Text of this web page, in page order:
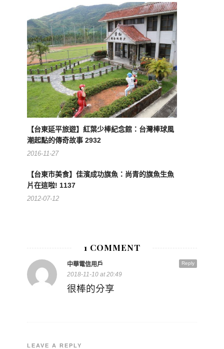
【台東延平旅遊】紅葉少棒紀念館：台灣棒球風
潮起點的傳奇故事 2932
2016-11-27
【台東市美食】佳濱成功旗魚：尚青的旗魚生魚
片在這啦! 1137
2012-07-12
1 COMMENT
Reply
中華電信用戶
2018-11-10 at 20:49
很棒的分享
LEAVE A REPLY